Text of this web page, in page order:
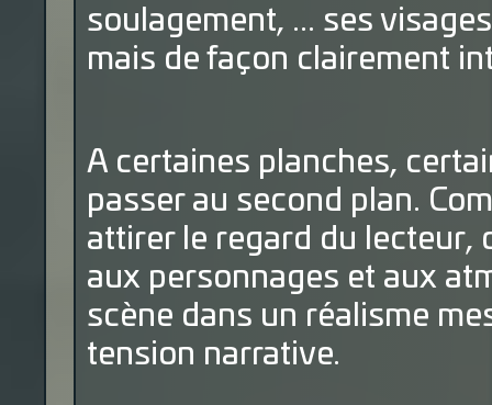
soulagement, ... ses
mais de façon clairement
A certaines planches,
passer au second plan.
attirer le regard du lecteur,
aux personnages et aux
scène dans un réalisme
tension narrative.